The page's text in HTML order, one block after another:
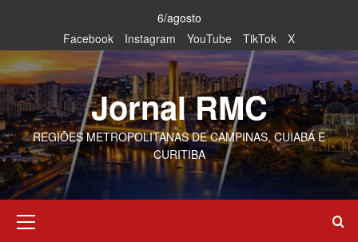
content
6/agosto
Facebook
Instagram YouTube TikTok X
Jornal RMC
REGIÕES METROPOLITANAS DE CAMPINAS, CUIABÁ E
CURITIBA
Menu